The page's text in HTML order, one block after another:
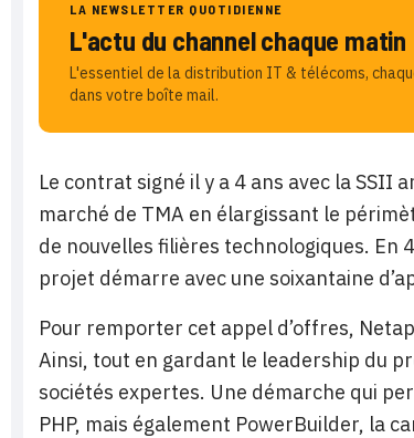
LA NEWSLETTER QUOTIDIENNE
L'actu du channel chaque matin
L'essentiel de la distribution IT & télécoms,
dans votre boîte mail.
Le contrat signé il y a 4 ans avec la SSII
marché de TMA en élargissant le
de nouvelles filières technologiques. En
projet démarre avec une soixantaine
Pour remporter cet appel d’offres,
Ainsi, tout en gardant le leadership du
sociétés expertes. Une démarche qui
PHP, mais également PowerBuilder, la